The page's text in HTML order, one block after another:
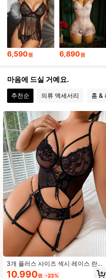
8.7K 팔로워
4.82 8.7K 팔로워
4.82 8.7K 팔로워
4.82
4.82 8.7K 팔로워
6,590원 6,890원
마음에 드실 거예요.
추천순 의류 액세서리 홈 &
3개 플러스 사이즈 섹시 레이스 란제
리 세트
10,990원 -23%